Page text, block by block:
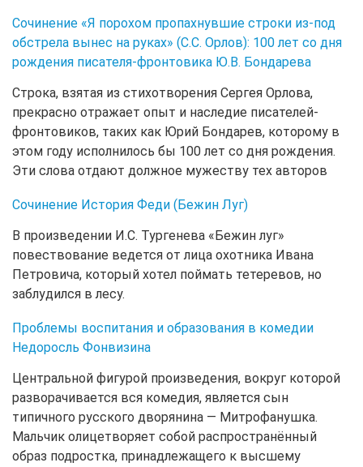
Сочинение «Я порохом пропахнувшие строки из-под
обстрела вынес на руках» (С.С. Орлов): 100 лет со дня
рождения писателя-фронтовика Ю.В. Бондарева
Строка, взятая из стихотворения Сергея Орлова,
прекрасно отражает опыт и наследие писателей-
фронтовиков, таких как Юрий Бондарев, которому в
этом году исполнилось бы 100 лет со дня рождения.
Эти слова отдают должное мужеству тех авторов
Сочинение История Феди (Бежин Луг)
В произведении И.С. Тургенева «Бежин луг»
повествование ведется от лица охотника Ивана
Петровича, который хотел поймать тетеревов, но
заблудился в лесу.
Проблемы воспитания и образования в комедии
Недоросль Фонвизина
Центральной фигурой произведения, вокруг которой
разворачивается вся комедия, является сын
типичного русского дворянина — Митрофанушка.
Мальчик олицетворяет собой распространённый
образ подростка, принадлежащего к высшему